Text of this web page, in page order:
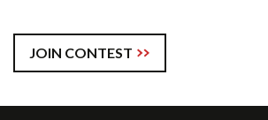
JOIN CONTEST